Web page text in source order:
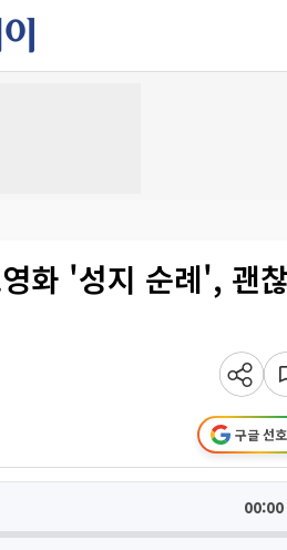
화 '성지 순례', 괜
구글 선